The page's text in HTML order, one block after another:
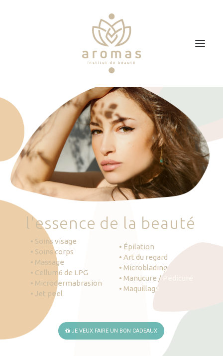
Soins
Je veux faire un bon cadeau
Plan d’accès
Prendre RDV
'essence de la beauté
• Soins visage
• Soins corps
• Massage
• Cellum6 de LPG
• Microdermabrasion
• Jet peel
• Épilation
• Art du regard
• Microblading
• Manucure / Pédicure
• Maquillage
JE VEUX FAIRE UN BON CADEAUX